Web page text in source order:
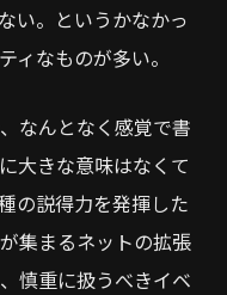
い。というかなかっ
ィなものが多い。
なんとなく感覚で書
大きな意味はなくて
の説得力を発揮した
集まるネットの拡張
慎重に扱うべきイベ